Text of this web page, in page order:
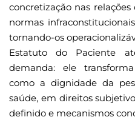
concretização nas
normas
tornando-os
Estatuto do Paciente
demanda: ele
como a dignidade da
saúde, em direitos
definido e mecanismos